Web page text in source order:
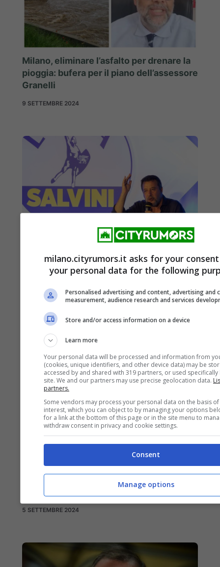
Milano, eliminare l’asfalto per drenare la
pioggia: bufera per il piano dell’assessore
Granelli
9 SETTEMBRE 2024
Milano, Area C a pagamento nel fine
settimana: la Lega di Salvini dice no e
lancia una raccolta firme
Area C a pagamento nei weekend: rivolta
dei commercianti di Milano contro il
5 SETTEMBRE 2024
milano.cityrumors.it asks for your
your personal data for the following
Personalised advertising and content, advertising and
measurement, audience research and services
Store and/or access information on a device
Learn more
Your personal data will be processed and information from
(cookies, unique identifiers, and other device data) may be
accessed by and shared with 319 partners, or used specifically
site. We and our partners may use precise geolocation data.
partners.
Some vendors may process your personal data on the basis
interest, which you can object to by managing your options
for a link at the bottom of this page or in the site menu to
withdraw consent in privacy and cookie settings.
Consent
Manage options